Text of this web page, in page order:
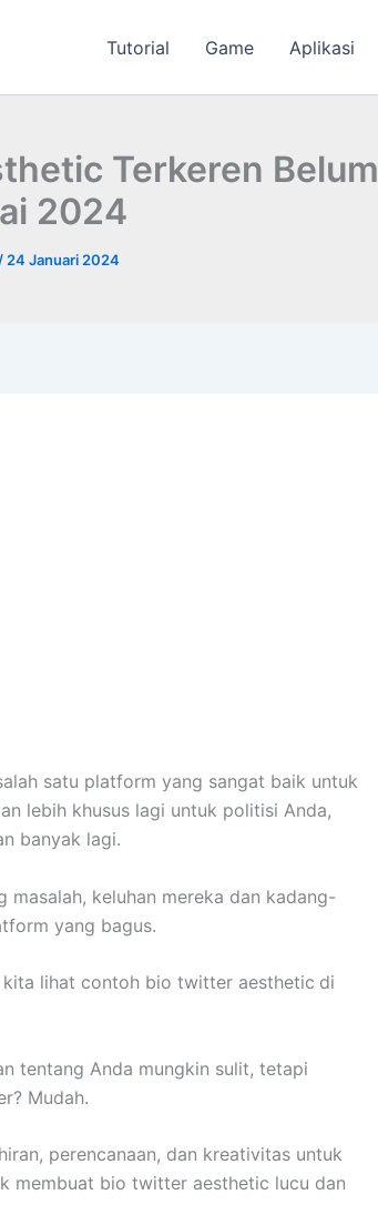
Tutorial Game Aplikasi
Terkeren Belum
2024
/ 24 Januari 2024
satu platform yang sangat baik untuk
lebih khusus lagi untuk politisi Anda,
banyak lagi.
keluhan mereka dan kadang-
yang bagus.
lihat contoh bio twitter aesthetic di
tentang Anda mungkin sulit, tetapi
Mudah.
perencanaan, dan kreativitas untuk
membuat bio twitter aesthetic lucu dan